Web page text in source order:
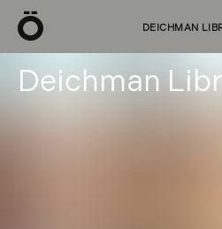
DEICHMAN
DeichmanLibr
Ö